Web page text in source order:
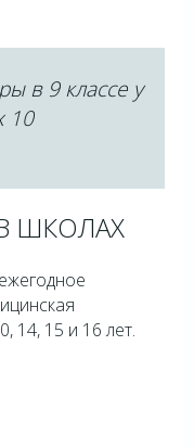
в 9 классе у
10
ШКОЛАХ
14, 15 и 16 лет.